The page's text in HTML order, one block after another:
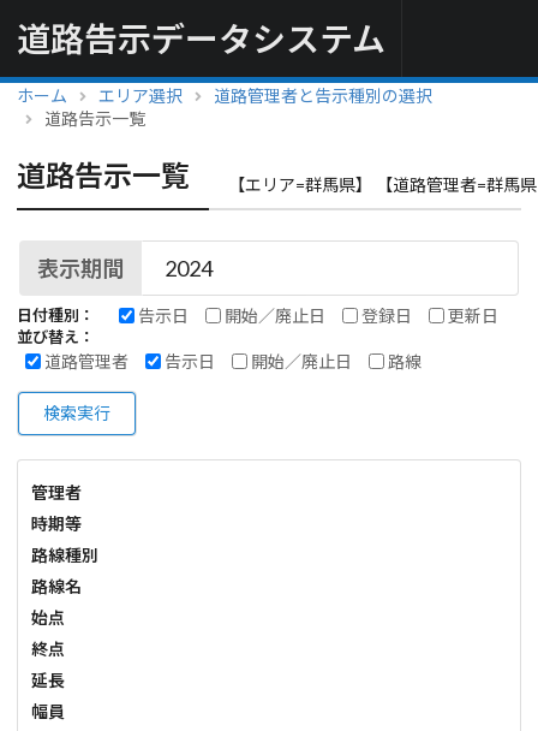
道路告示データシステム
ホーム エリア選択
道路管理者と告示種別の選択
道路告示一覧
道路告示一覧 【エリア=群馬県】 【道路管理者=群馬
表示期間
日付種別： 告示日 開始／廃止日 登録日 更新日
並び替え：
道路管理者 告示日 開始／廃止日 路線
検索実行
管理者
時期等
路線種別
路線名
始点
終点
延長
幅員